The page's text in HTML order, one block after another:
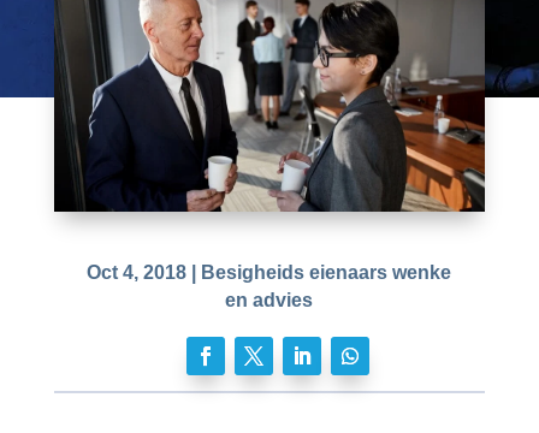
Oct 4, 2018
Besigheids eienaars wenke
en advies